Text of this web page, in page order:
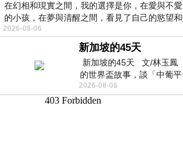
在幻相和現實之間，我的選擇是你，在愛與不
的小孩，在夢與清醒之間，看見了自己的慾望
2026-08-06
新加坡的45天
新加坡的45天 文/林
的世界盃故事，談「中葡
2026-08-06